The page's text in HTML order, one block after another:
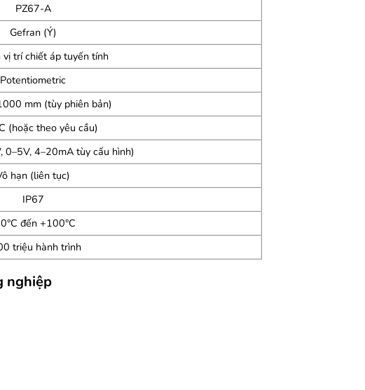
PZ67-A
Gefran (Ý)
vị trí chiết áp tuyến tính
Potentiometric
mm (tùy phiên bản)
(hoặc theo yêu cầu)
0–5V, 4–20mA tùy cấu hình)
hạn (liên tục)
IP67
đến +100°C
triệu hành trình
nghiệp